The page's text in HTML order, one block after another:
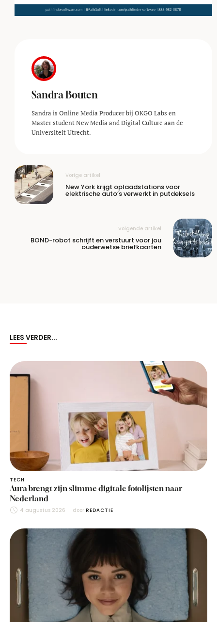
Sandra Bouten
Sandra is Online Media Producer bij OKGO Labs en
Master student New Media and Digital Culture aan de
Universiteit Utrecht.
Vorige artikel
New York krijgt oplaadstations voor
elektrische auto’s verwerkt in putdeksels
Volgende artikel
BOND-robot schrijft en verstuurt voor jou
ouderwetse briefkaarten
LEES VERDER...
TECH
Aura brengt zijn slimme digitale fotolijsten naar
Nederland
4 augustus 2026 door REDACTIE